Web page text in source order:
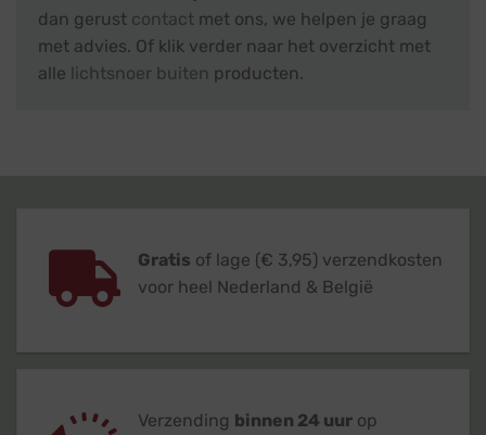
dan gerust contact met ons, we helpen je graag
met advies. Of klik verder naar het overzicht met
alle lichtsnoer buiten producten.
Gratis of lage (€ 3,95) verzendkosten
voor heel Nederland & België
Verzending binnen 24 uur op